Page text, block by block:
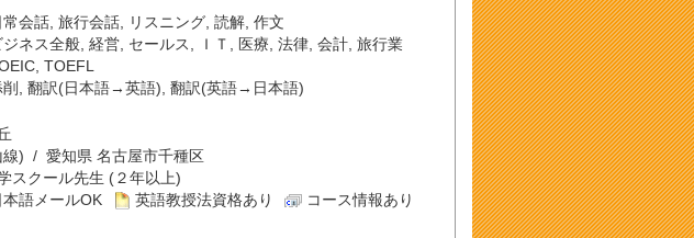
常会話, 旅行会話, リスニング, 読解, 作文
ジネス全般, 経営, セールス ＩＴ 医療 法律, 会計, 旅行業
, TOEFL
翻訳(日本語→英語) 翻訳(英語→日本語)
線) / 愛知県 名古屋市千種区
スクール先生 (２年以上)
本語メールOK 英語教授法資格あり コース情報あり